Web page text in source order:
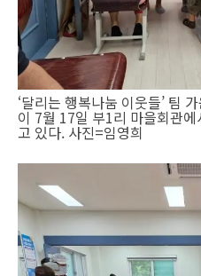
‘달리는 행복나눔 이웃들’ 팀
이 7월 17일 부1리 마을회관
고 있다. 사진=임영희